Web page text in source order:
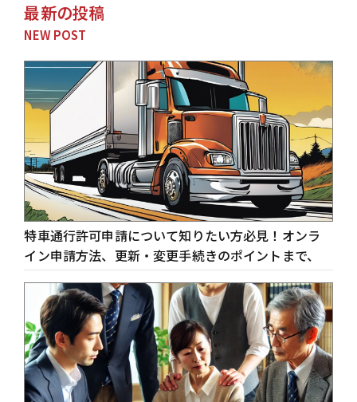
最新の投稿
NEW POST
特車通行許可申請について知りたい方必見！オンラ
イン申請方法、更新・変更手続きのポイントまで、